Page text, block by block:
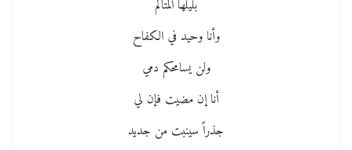
بليلها المتألم
وأنا وحيد في الكفاح
ولن يسامحكم دمي
أنا إن مضيت فإن لي
جذراً سينبت من جديد